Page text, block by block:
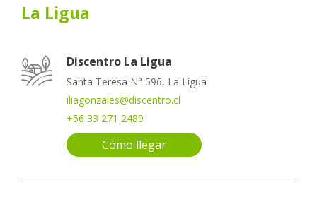
La Ligua
Discentro La Ligua
Santa Teresa N° 596, La Ligua
iliagonzales@discentro.cl
+56 33 271 2489
Cómo llegar